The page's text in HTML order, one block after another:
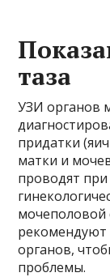
таза
УЗИ органов
придатки
матки и
проводят
мочеполовой
рекомендуют
органов,
проблемы.